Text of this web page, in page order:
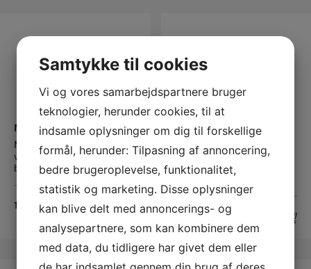
METALBOR HSS 4,6 MM
Metalbor HSS Dette
valsede HSS metalbor kan
bruges til bo...
15,00DKK
BOR MED NEDDREJET
HALS 13,5 MM
HSS bor 13,5 mm med
neddrejet hals Effektivt
standardbor ...
69,00DKK
Samtykke til cookies
Vi og vores samarbejdspartnere bruger
teknologier, herunder cookies, til at
indsamle oplysninger om dig til forskellige
formål, herunder: Tilpasning af annoncering,
bedre brugeroplevelse, funktionalitet,
statistik og marketing. Disse oplysninger
kan blive delt med annoncerings- og
analysepartnere, som kan kombinere dem
med data, du tidligere har givet dem eller